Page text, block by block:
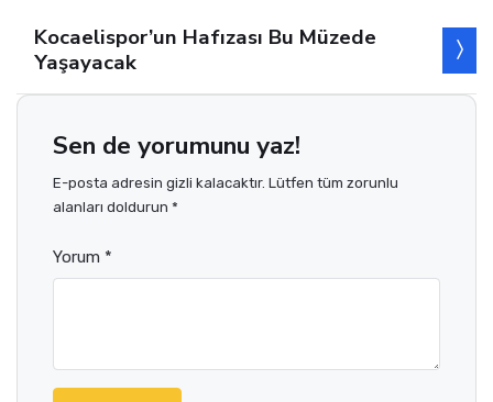
Kocaelispor’un Hafızası Bu Müzede
Yaşayacak
Sen de yorumunu yaz!
E-posta adresin gizli kalacaktır. Lütfen tüm zorunlu
alanları doldurun *
Yorum *